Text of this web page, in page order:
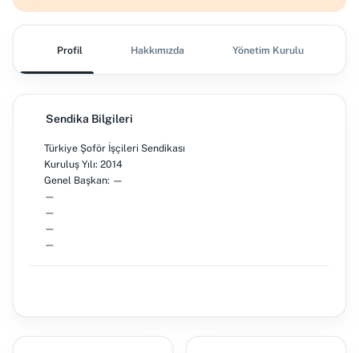
Profil Hakkımızda Yönetim Kurulu
Sendika Bilgileri
Türkiye Şoför İşçileri Sendikası
Kuruluş Yılı: 2014
Genel Başkan: —
—
—
—
—